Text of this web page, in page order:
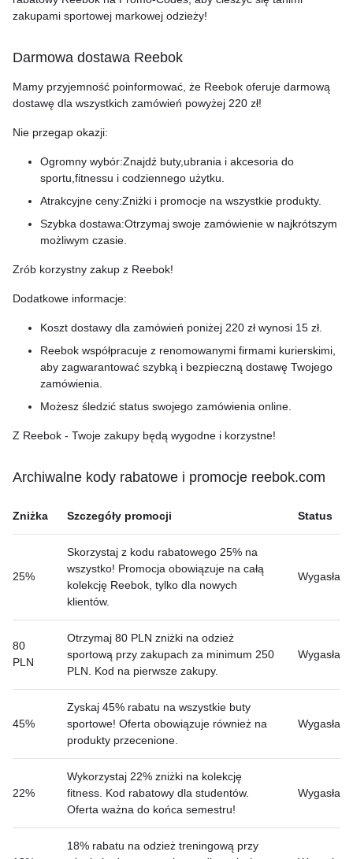
zakupami sportowej markowej odzieży!
Darmowa dostawa Reebok
Mamy przyjemność poinformować, że Reebok oferuje darmową
dostawę dla wszystkich zamówień powyżej 220 zł!
Nie przegap okazji:
Ogromny wybór:Znajdź buty,ubrania i akcesoria do
sportu,fitnessu i codziennego użytku.
Atrakcyjne ceny:Zniżki i promocje na wszystkie produkty.
Szybka dostawa:Otrzymaj swoje zamówienie w najkrótszym
możliwym czasie.
Zrób korzystny zakup z Reebok!
Dodatkowe informacje:
Koszt dostawy dla zamówień poniżej 220 zł wynosi 15 zł.
Reebok współpracuje z renomowanymi firmami kurierskimi,
aby zagwarantować szybką i bezpieczną dostawę Twojego
zamówienia.
Możesz śledzić status swojego zamówienia online.
Z Reebok - Twoje zakupy będą wygodne i korzystne!
Archiwalne kody rabatowe i promocje reebok.com
Zniżka Szczegóły promocji Status
25%
Skorzystaj z kodu rabatowego 25% na
wszystko! Promocja obowiązuje na całą
kolekcję Reebok, tylko dla nowych
klientów.
Wygasła
80
PLN
Otrzymaj 80 PLN zniżki na odzież
sportową przy zakupach za minimum 250
PLN. Kod na pierwsze zakupy.
Wygasła
45%
Zyskaj 45% rabatu na wszystkie buty
sportowe! Oferta obowiązuje również na
produkty przecenione.
Wygasła
22%
Wykorzystaj 22% zniżki na kolekcję
fitness. Kod rabatowy dla studentów.
Oferta ważna do końca semestru!
Wygasła
18% rabatu na odzież treningową przy